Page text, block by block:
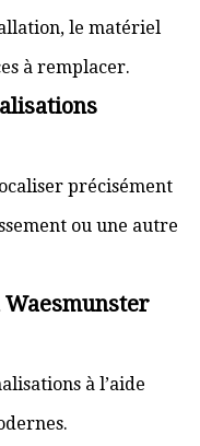
le matériel
à remplacer.
précisément
ou une autre
Waesmunster
à l’aide